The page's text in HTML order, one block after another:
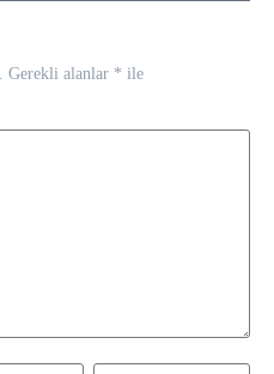
Gerekli alanlar * ile